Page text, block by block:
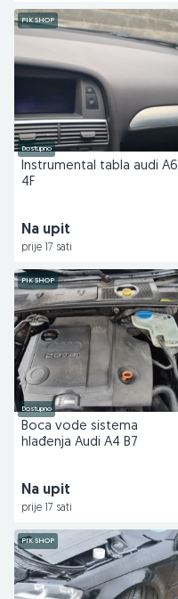
PIK SHOP
Dostupno
Instrumental tabla audi A6
4F
Na upit
prije 17 sati
PIK SHOP
Dostupno
Boca vode sistema
hlađenja Audi A4 B7
Na upit
prije 17 sati
PIK SHOP